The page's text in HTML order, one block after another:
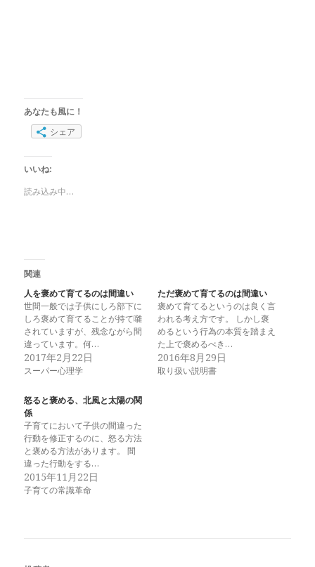
あなたも風に！
シェア
いいね:
読み込み中…
関連
人を褒めて育てるのは間違い
世間一般では子供にしろ部下に
しろ褒めて育てることが持て囃
されていますが、残念ながら間
違っています。何…
2017年2月22日
スーパー心理学
ただ褒めて育てるのは間違い
褒めて育てるというのは良く言
われる考え方です。 しかし褒
めるという行為の本質を踏まえ
た上で褒めるべき…
2016年8月29日
取り扱い説明書
怒ると褒める、北風と太陽の関
係
子育てにおいて子供の間違った
行動を修正するのに、怒る方法
と褒める方法があります。 間
違った行動をする…
2015年11月22日
子育ての常識革命